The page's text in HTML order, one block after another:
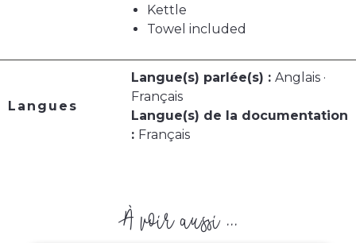
Kettle
Towel included
Langues
Langue(s) parlée(s) : Anglais ·
Français
Langue(s) de la documentation
: Français
À voir aussi ...